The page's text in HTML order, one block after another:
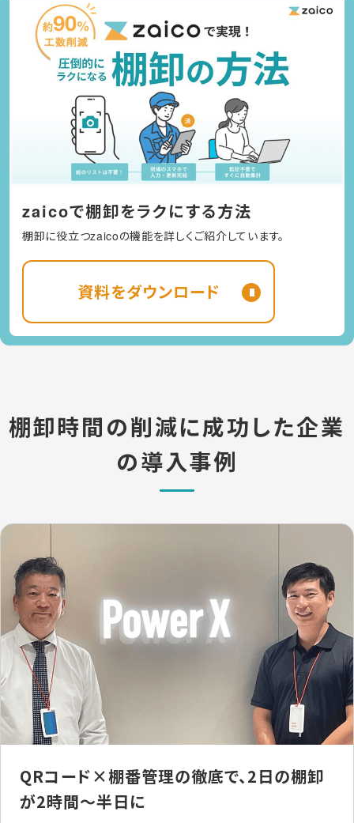
zaicoで棚卸をラクにする方法
棚卸に役立つzaicoの機能を詳しくご紹介しています。
資料をダウンロード
棚卸時間の削減に成功した企業
の導入事例
QRコード×棚番管理の徹底で、2日の棚卸
が2時間〜半日に